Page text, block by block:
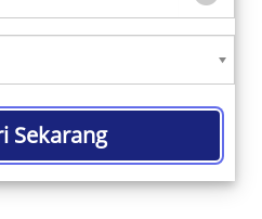
Sekarang